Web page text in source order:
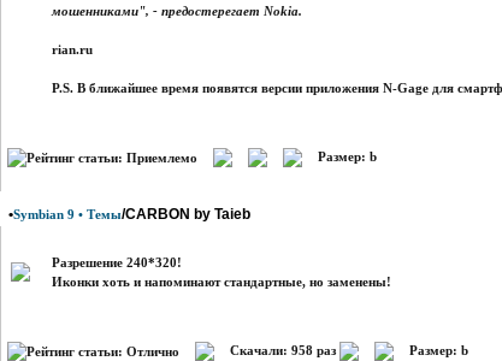
мошенниками", - предостерегает Nokia.
rian.ru
P.S. В ближайшее время появятся версии приложения N-Gage для
Размер: b
•Symbian 9 • Темы/CARBON by Taieb
Разрешение 240*320!
Иконки хоть и напоминают стандартные, но заменены!
Скачали: 958 раз Размер: b